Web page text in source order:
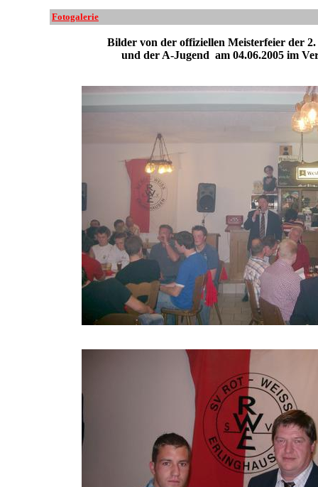
Fotogalerie
Bilder von der offiziellen Meisterfeier der
und der A-Jugend am 04.06.2005 im